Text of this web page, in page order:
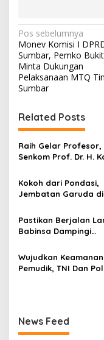
N
a
v
i
a
s
i
o
Pos sebelumnya
Monev Komisi I
Sumbar, Pemko
Minta Dukungan
Pelaksanaan MTQ
Sumbar
Related Posts
Raih Gelar Profesor,
Senkom Prof. Dr. H.
Ilmiah tentang
Baru Pariwisata dan
Kokoh dari Pondasi,
Jembatan Garuda di
Ayam Disiapkan Tahan
Beban Maksimal
Pastikan Berjalan
Babinsa Dampingi
Wujudkan Keamanan
Pemudik, TNI Dan
News Feed